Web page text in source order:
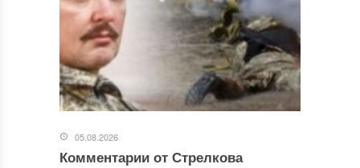
Этот сайт использует Akismet для борьбы со спамом.
Узнайте, как обрабатываются ваши данные комментариев
персональных данных.
05.08.2026
Комментарии от Стрелкова